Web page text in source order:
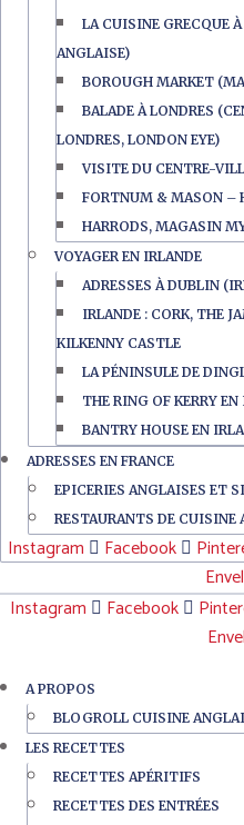
LA CUISINE GRECQUE
ANGLAISE)
BOROUGH MARKET
BALADE À LONDRES
LONDRES, LONDON EYE)
VISITE DU CENTRE-
FORTNUM & MASON –
HARRODS, MAGASIN
VOYAGER EN IRLANDE
ADRESSES À DUBLIN
IRLANDE : CORK, THE
KILKENNY CASTLE
LA PÉNINSULE DE
THE RING OF KERRY
BANTRY HOUSE EN
ADRESSES EN FRANCE
EPICERIES ANGLAISES ET
RESTAURANTS DE CUISINE
Instagram Facebook
Instagram
Facebook
A PROPOS
BLOGROLL CUISINE
LES RECETTES
RECETTES APÉRITIFS
RECETTES DES ENTRÉES